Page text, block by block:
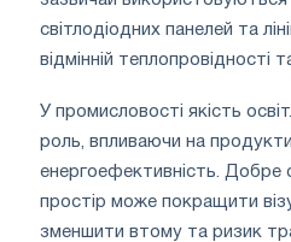
світлодіодних панелей та
відмінній теплопровідності
У промисловості якість
роль, впливаючи на
енергоефективність. Добре
простір може покращити
зменшити втому та ризик